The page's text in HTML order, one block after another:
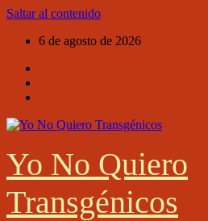
Saltar al contenido
6 de agosto de 2026
Yo No Quiero
Transgénicos